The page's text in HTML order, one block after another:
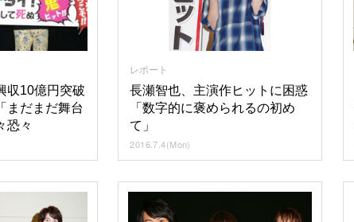
収10億円突破
まだまだ舞台
恐々
レポート
長瀬智也、主演作ヒットに困惑
「数字的に褒められるの初め
て」
2016.7.4(Mon)